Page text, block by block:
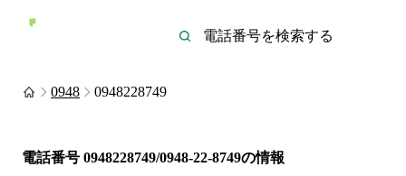
0948 0948228749
電話番号 0948228749/0948-22-8749の情報